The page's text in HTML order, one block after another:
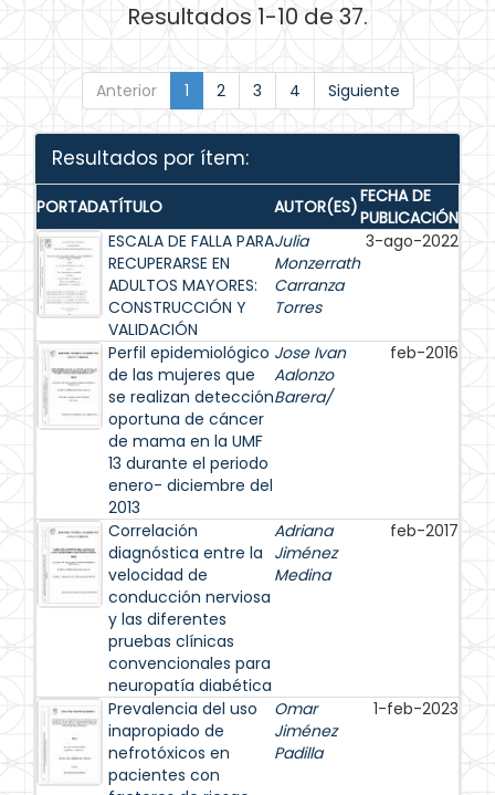
Resultados 1-10 de 37.
Anterior 1 2 3 4 Siguiente
Resultados por ítem:
PORTADATÍTULO AUTOR(ES)FECHA DE
PUBLICACIÓN
ESCALA DE FALLA PARA
RECUPERARSE EN
ADULTOS MAYORES:
CONSTRUCCIÓN Y
VALIDACIÓN
Julia
Monzerrath
Carranza
Torres
3-ago-2022
Perfil epidemiológico
de las mujeres que
se realizan detección
oportuna de cáncer
de mama en la UMF
13 durante el periodo
enero- diciembre del
2013
Jose Ivan
Aalonzo
Barera/
feb-2016
Correlación
diagnóstica entre la
velocidad de
conducción nerviosa
y las diferentes
pruebas clínicas
convencionales para
neuropatía diabética
Adriana
Jiménez
Medina
feb-2017
Prevalencia del uso
inapropiado de
nefrotóxicos en
pacientes con
Omar
Jiménez
Padilla
1-feb-2023